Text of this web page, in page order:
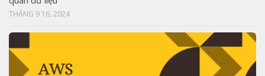
THÁNG 9 16, 2024